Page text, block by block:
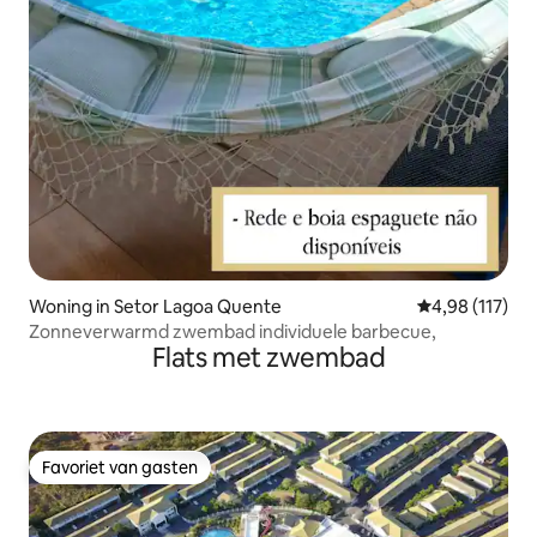
Woning in Setor Lagoa Quente Gemiddelde
4,98 (117)
Zonneverwarmd zwembad individuele barbecue,
Flats met zwembad
Favoriet van gasten
Favoriet van gasten